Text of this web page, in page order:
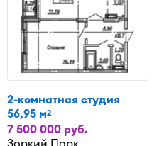
2-комнатная студия
56,95 м2
7 500 000 руб.